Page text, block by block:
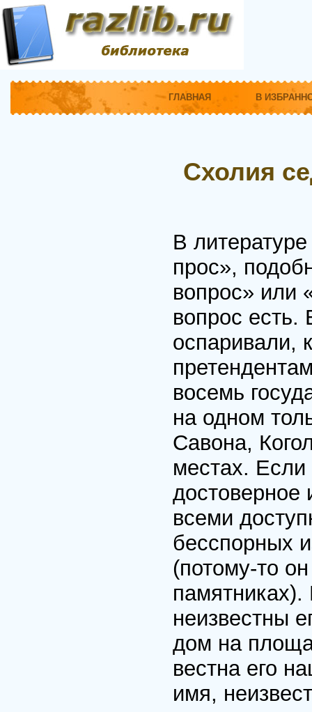
ГЛАВНАЯ В
Схолия
В
прос»,
вопрос» или
вопрос есть.
оспаривали,
восемь
на одном
Савона,
местах. Если
всеми
бесспорных
(потому-то
памятниках).
неизвестны
дом на
вестна его
имя,